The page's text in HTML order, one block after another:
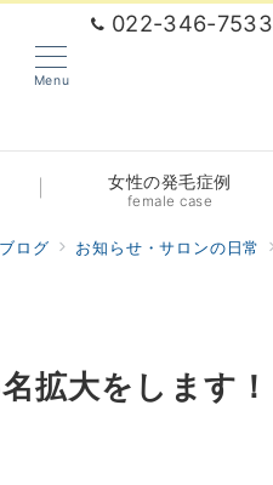
022-346-7533
Menu
女性の発毛症例
female case
ログ お知らせ・サロンの日常
拡大をします！